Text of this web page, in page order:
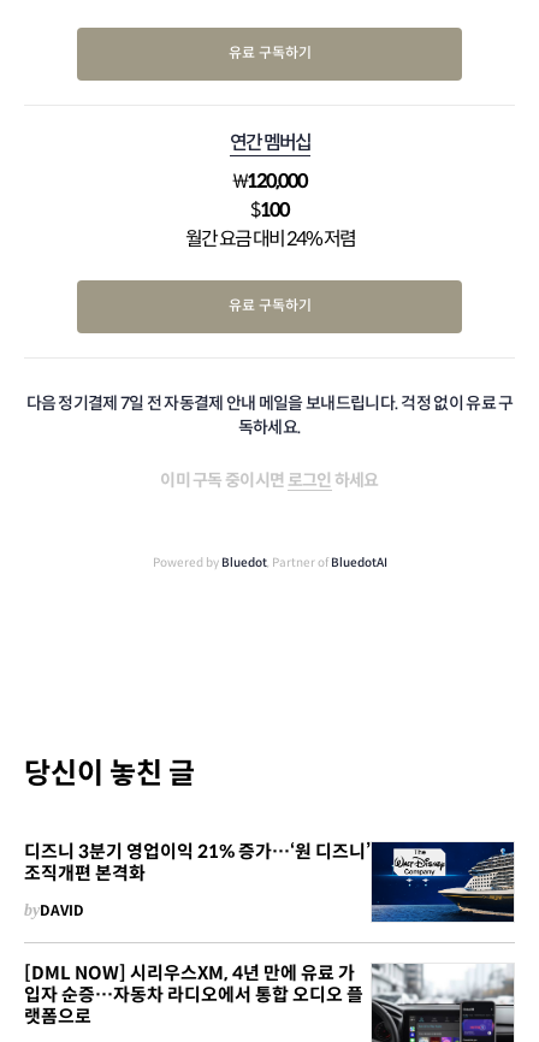
유료 구독하기
연간 멤버십
₩120,000
$100
월간 요금 대비 24% 저렴
유료 구독하기
다음 정기결제 7일 전 자동결제 안내 메일을 보내드립니다. 걱정 없이 유료 구
독하세요.
이미 구독 중이시면 로그인 하세요
Powered by Bluedot, Partner of BluedotAI
당신이 놓친 글
디즈니 3분기 영업이익 21% 증가…‘원 디즈니’
조직개편 본격화
byDAVID
[DML NOW] 시리우스XM, 4년 만에 유료 가
입자 순증…자동차 라디오에서 통합 오디오 플
랫폼으로